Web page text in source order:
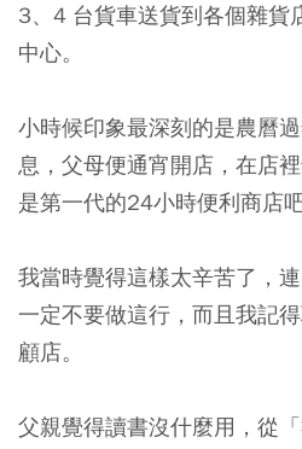
3、4 台貨車送貨到各個雜貨
中心。
小時候印象最深刻的是農曆
息，父母便通宵開店，在店
是第一代的24小時便利商店吧
我當時覺得這樣太辛苦了，
一定不要做這行，而且我記
顧店。
父親覺得讀書沒什麼用，從